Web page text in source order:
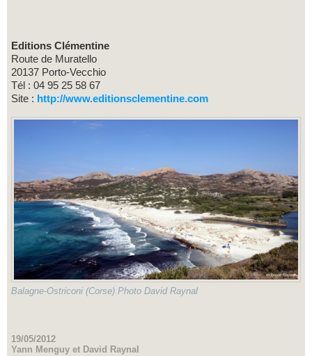
Editions Clémentine
Route de Muratello
20137 Porto-Vecchio
Tél : 04 95 25 58 67
Site : http://www.editionsclementine.com
Balagne-Ostriconi (Corse) Photo David Raynal
19/05/2012
Yann Menguy et David Raynal